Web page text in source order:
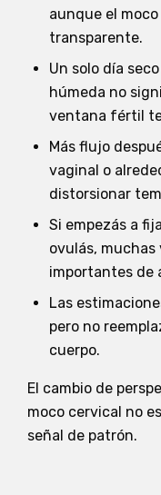
aunque el
transparente.
Un solo día
húmeda no
ventana fértil
Más flujo
vaginal o
distorsionar
Si empezás a
ovulás, muchas
importantes de
Las
pero no
cuerpo.
El cambio de
moco cervical no
señal de patrón.